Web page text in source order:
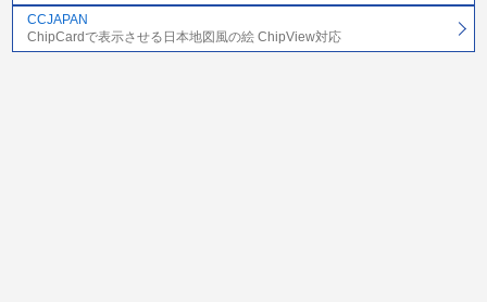
CCJAPAN
ChipCardで表示させる日本地図風の絵 ChipView対応